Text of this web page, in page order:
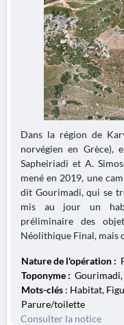
Dans la région de
norvégien en Grèce),
Sapheiriadi et A.
mené en 2019, une
dit Gourimadi, qui se
mis au jour un
préliminaire des
Néolithique Final, mais
Nature de l'opération :
Toponyme : Gourimadi,
Mots-clés : Habitat,
Parure/toilette
Consulter la notice